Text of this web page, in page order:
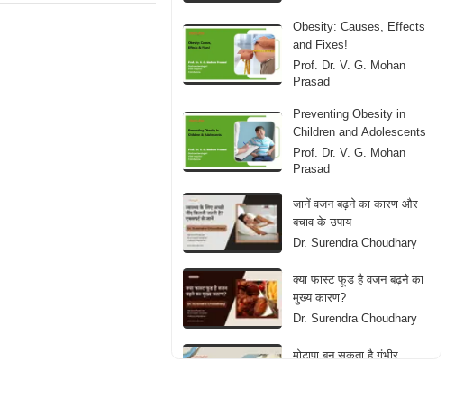
ഗുണങ്ങളും | Bariatric
Surgery for Obesity:
Treatment and Benefits |
Malayalam
Obesity: Causes, Effects
and Fixes!
Prof. Dr. V. G. Mohan
Prasad
Preventing Obesity in
Children and Adolescents
Prof. Dr. V. G. Mohan
Prasad
जानें वजन बढ़ने का कारण और
बचाव के उपाय
Dr. Surendra Choudhary
क्या फास्ट फूड है वजन बढ़ने का
मुख्य कारण?
Dr. Surendra Choudhary
मोटापा बन सकता है गंभीर